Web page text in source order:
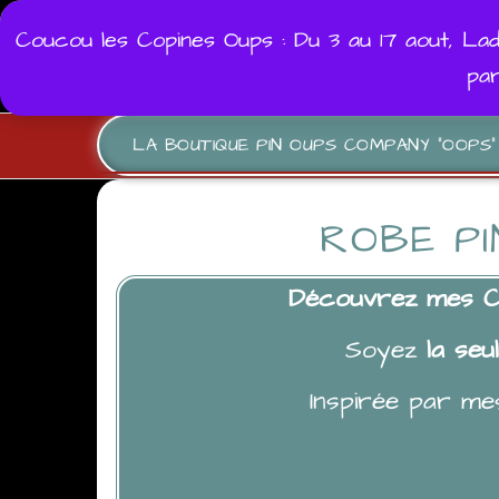
Aller
au
contenu
Coucou les Copines Oups : Du 3 au 17 aout,
LA BOUTIQUE PIN OUPS COMPANY “OOPS”
ROBE
Découvrez mes
Soyezla
Inspirée par